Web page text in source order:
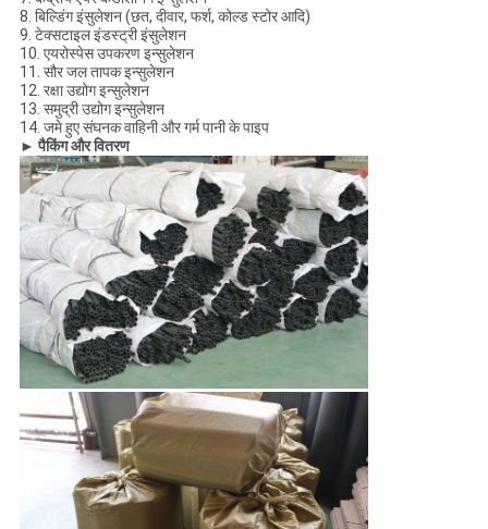
8. बिल्डिंग इंसुलेशन (छत, दीवार, फर्श, कोल्ड स्टोर आदि)
9. टेक्सटाइल इंडस्ट्री इंसुलेशन
10. एयरोस्पेस उपकरण इन्सुलेशन
11. सौर जल तापक इन्सुलेशन
12. रक्षा उद्योग इन्सुलेशन
13. समुद्री उद्योग इन्सुलेशन
14. जमे हुए संघनक वाहिनी और गर्म पानी के पाइप
► पैकिंग और वितरण